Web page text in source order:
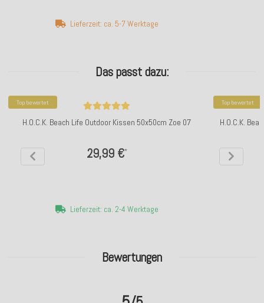
Bewertungen
Lieferzeit: ca. 5-7 Werktage
Das passt dazu:
Top bewertet
H.O.C.K. Beach Life Outdoor Kissen 50x50cm Zoe 07
29,99 €*
Lieferzeit: ca. 2-4 Werktage
Top bewertet
H.O.C.K.